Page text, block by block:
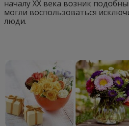
началу XX века возник
могли воспользоваться
люди.